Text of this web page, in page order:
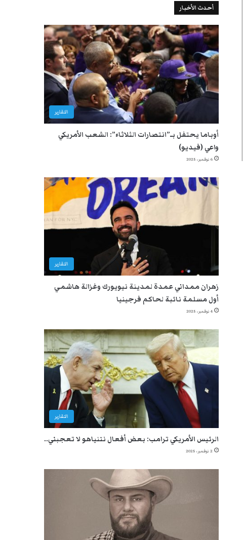
أحدث الأخبار
التقارير
أوباما يحتفل بـ”انتصارات الثلاثاء”: الشعب الأمريكي
واعي (فيديو)
6 نوفمبر، 2025
التقارير
زهران ممداني عمدة لمدينة نيويورك وغزالة هاشمي
أول مسلمة نائبة لحاكم فرجينيا
4 نوفمبر، 2025
التقارير
الرئيس الأمريكي ترامب: بعض أفعال نتنياهو لا تعجبني..
2 نوفمبر، 2025